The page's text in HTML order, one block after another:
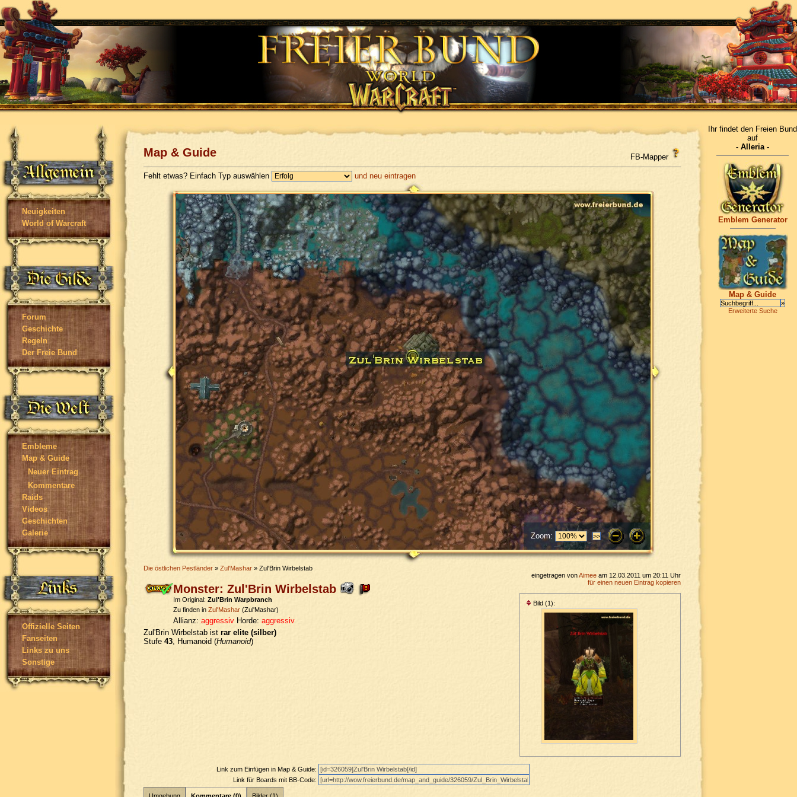
Neuigkeiten
World of Warcraft
Forum
Geschichte
Regeln
Der Freie Bund
Embleme
Map & Guide
Neuer Eintrag
Kommentare
Raids
Videos
Geschichten
Galerie
Offizielle Seiten
Fanseiten
Links zu uns
Sonstige
Map & Guide FB-Mapper
Fehlt etwas? Einfach Typ auswählen und neu eintragen
Zoom:
Die östlichen Pestländer » Zul'Mashar » Zul'Brin Wirbelstab
eingetragen vonAimee am 12.03.2011 um 20:11 Uhr
für einen neuen Eintrag kopieren
Bild (1):
Monster: Zul'Brin Wirbelstab
Im Original: Zul'Brin Warpbranch
Zu finden in Zul'Mashar (Zul'Mashar)
Allianz: aggressiv Horde: aggressiv
Zul'Brin Wirbelstab ist rar elite (silber)
Stufe 43 , Humanoid (Humanoid)
Link zum Einfügen in Map & Guide:
Link für Boards mit BB-Code:
Ihr findet den Freien Bund
auf
- Alleria -
Emblem Generator
Map & Guide
Erweiterte Suche